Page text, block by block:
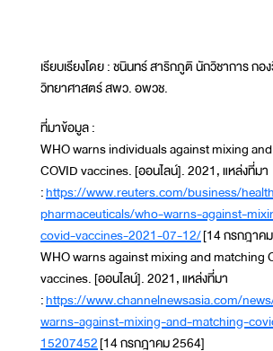
เรียบเรียงโดย : ชนินทร์ สาริกภูติ นักวิชาการ กอ
วิทยาศาสตร์ สพว. อพวช.
ที่มาข้อมูล :
WHO warns individuals against mixing
COVID vaccines. [ออนไลน์]. 2021, แหล่งที่มา
:https://www.reuters.com/business/
pharmaceuticals/who-warns-against-
covid-vaccines-2021-07-12/[14 กรกฎาค
WHO warns against mixing and matching
vaccines. [ออนไลน์]. 2021, แหล่งที่มา
:https://www.channelnewsasia.com/
warns-against-mixing-and-matching-
15207452[14 กรกฎาคม 2564]